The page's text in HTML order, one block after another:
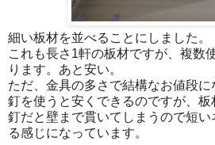
細い板材を並べることにしました。
これも長さ1軒の板材ですが、複数
ります。あと安い。
ただ、金具の多さで結構なお値段に
釘を使うと安くできるのですが、
釘だと壁まで貫いてしまうので短い
る感じになっています。